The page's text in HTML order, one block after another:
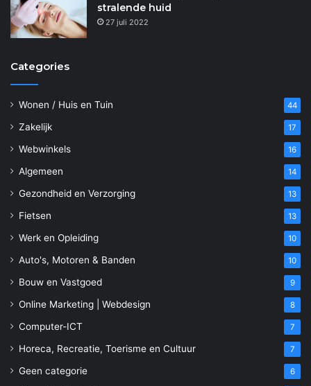
stralende huid
27 juli 2022
Categories
Wonen / Huis en Tuin 44
Zakelijk 17
Webwinkels 16
Algemeen 14
Gezondheid en Verzorging 13
Fietsen 13
Werk en Opleiding 10
Auto's, Motoren & Banden 10
Bouw en Vastgoed 9
Online Marketing | Webdesign 8
Computer-ICT 7
Horeca, Recreatie, Toerisme en Cultuur 7
Geen categorie 6